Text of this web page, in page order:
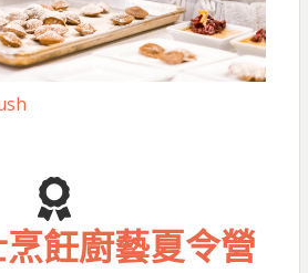
飪廚藝夏令營